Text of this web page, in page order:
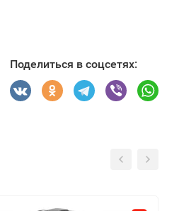
Поделиться в соцсетях: